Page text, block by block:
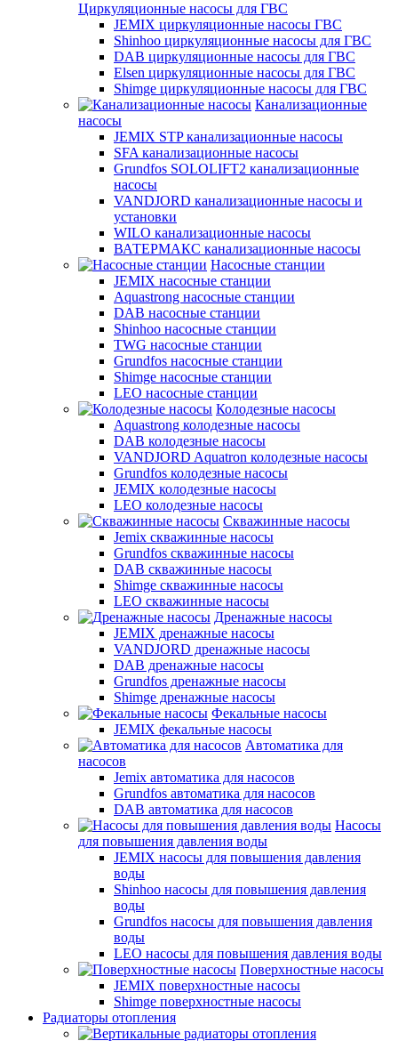
Циркуляционные насосы для ГВС
JEMIX циркуляционные насосы ГВС
Shinhoo циркуляционные насосы для ГВС
DAB циркуляционные насосы для ГВС
Elsen циркуляционные насосы для ГВС
Shimge циркуляционные насосы для ГВС
Канализационные
насосы
JEMIX STP канализационные насосы
SFA канализационные насосы
Grundfos SOLOLIFT2 канализационные
насосы
VANDJORD канализационные насосы и
установки
WILO канализационные насосы
ВАТЕРМАКС канализационные насосы
Насосные станции
JEMIX насосные станции
Aquastrong насосные станции
DAB насосные станции
Shinhoo насосные станции
TWG насосные станции
Grundfos насосные станции
Shimge насосные станции
LEO насосные станции
Колодезные насосы
Aquastrong колодезные насосы
DAB колодезные насосы
VANDJORD Aquatron колодезные насосы
Grundfos колодезные насосы
JEMIX колодезные насосы
LEO колодезные насосы
Скважинные насосы
Jemix cкважинные насосы
Grundfos скважинные насосы
DAB скважинные насосы
Shimge скважинные насосы
LEO скважинные насосы
Дренажные насосы
JEMIX дренажные насосы
VANDJORD дренажные насосы
DAB дренажные насосы
Grundfos дренажные насосы
Shimge дренажные насосы
Фекальные насосы
JEMIX фекальные насосы
Автоматика для
насосов
Jemix автоматика для насосов
Grundfos автоматика для насосов
DAB автоматика для насосов
Насосы
для повышения давления воды
JEMIX насосы для повышения давления
воды
Shinhoo насосы для повышения давления
воды
Grundfos насосы для повышения давления
воды
LEO насосы для повышения давления воды
Поверхностные насосы
JEMIX поверхностные насосы
Shimge поверхностные насосы
Радиаторы отопления